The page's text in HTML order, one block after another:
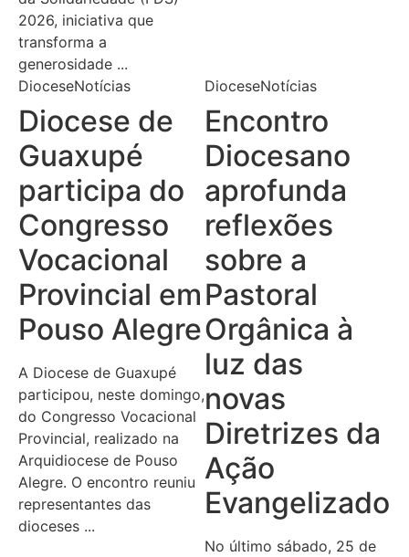
2026, iniciativa que
transforma a
generosidade ...
DioceseNotícias
Diocese de
Guaxupé
participa do
Congresso
Vocacional
Provincial em
Pouso Alegre
A Diocese de Guaxupé
participou, neste domingo,
do Congresso Vocacional
Provincial, realizado na
Arquidiocese de Pouso
Alegre. O encontro reuniu
representantes das
dioceses ...
DioceseNotícias
Encontro
Diocesano
aprofunda
reflexões
sobre a
Pastoral
Orgânica à
luz das
novas
Diretrizes da
Ação
No último sábado, 25 de